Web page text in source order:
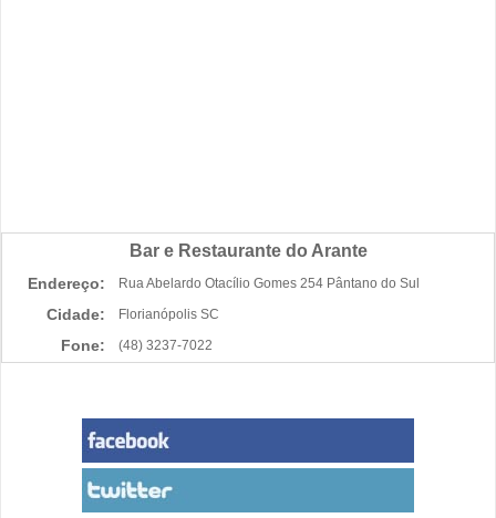
Bar e Restaurante do Arante
Endereço: Rua Abelardo Otacílio Gomes 254 Pântano do Sul
Cidade: Florianópolis SC
Fone: (48) 3237-7022